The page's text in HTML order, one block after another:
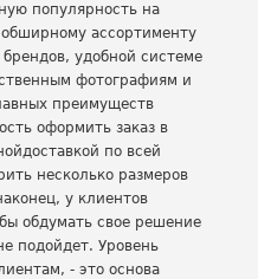
популярность на
ассортименту
удобной системе
фотографиям и
преимуществ
оформить заказ в
по всей
несколько размеров
у клиентов
обдумать свое решение
подойдет. Уровень
- это основа